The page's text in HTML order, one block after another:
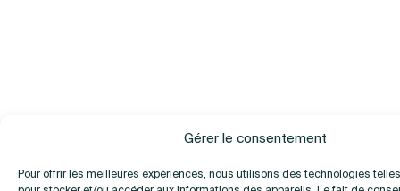
Gérer le consentement
Pour offrir les meilleures expériences, nous utilisons des technologies